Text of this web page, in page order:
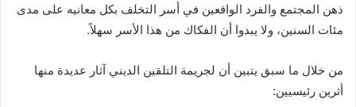
ذهن المجتمع والفرد الواقعين في أسر التخلف بكل معانيه على مدى
مئات السنين، ولا يبدوا أن الفكاك من هذا الأسر سهلاً.
من خلال ما سبق يتبين أن لجريمة التلقين الديني آثار عديدة منها
أثرين رئيسيين: